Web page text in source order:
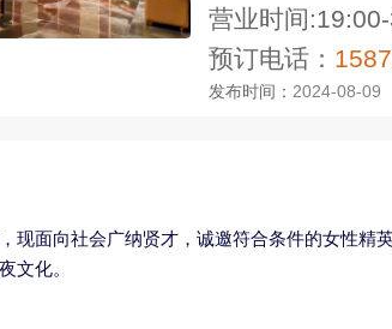
营业时间
预订电话：
发布时间： 2024-08-09
现面向社会广纳贤才，诚邀符合条件的女性
文化。